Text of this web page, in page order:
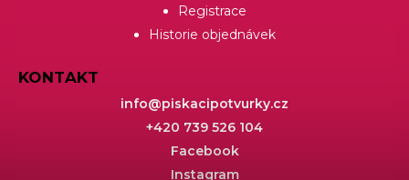
Registrace
Historie objednávek
KONTAKT
info@piskacipotvurky.cz
+420 739 526 104
Facebook
Instagram